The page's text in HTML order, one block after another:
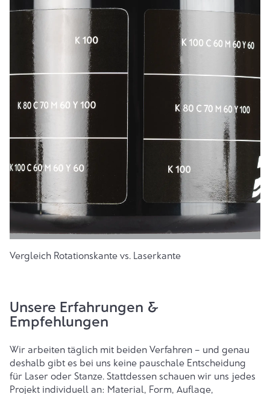
Vergleich Rotationskante vs. Laserkante
Unsere Erfahrungen &
Empfehlungen
Wir arbeiten täglich mit beiden Verfahren – und genau
deshalb gibt es bei uns keine pauschale Entscheidung
für Laser oder Stanze. Stattdessen schauen wir uns jedes
Projekt individuell an: Material, Form, Auflage,